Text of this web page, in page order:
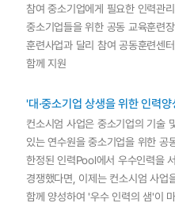
참여 중소기업에게 필요한 인력관
중소기업들을 위한 공동 교육훈련
훈련사업과 달리 참여 공동훈련센
함께 지원
'대·중소기업 상생을 위한 인력
컨소시엄 사업은 중소기업의 기술
있는 연수원을 중소기업을 위한 공
한정된 인력Pool에서 우수인력을
경쟁했다면, 이제는 컨소시엄 사업
함께 양성하여 '우수 인력의 샘'이